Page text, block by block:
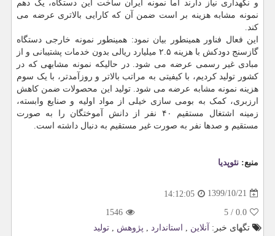
و نگهداری نیاز دارند اما نمونه ایران ساخت این دستگاه، یک دهم
نمونه مشابه هزینه بر است ضمن آن که کارایی بالاتری عرضه می
کند.
این فعال فناور همینطور بیان نمود: همینطور نمونه خارجی دستگاه
گازسنج دودکش با هزینه ۲.۵ میلیارد ریالی بدون خدمات پشتیبانی و از
مبادی غیر رسمی عرضه می شود. در حالیکه نمونه مشابهی که در
کشور تولید کردیم، با کیفیتی به مراتب بالاتر و روزآمدتر، با یک سوم
هزینه نمونه مشابه عرضه می شود. تولید این محصولات ضمن کاهش
ارزبری، کمک به بومی سازی خیلی از مواد اولیه و صنایع وابسته،
زمینه اشتغال مستقیم ۴۰ نفر از دانش آموختگان را به صورت
مستقیم و صدها نفر به صورت غیر مستقیم به دنبال داشته است.
منبع: نئوپدیا
1399/10/21
14:12:05
0.0
/
5
1546
تگهای خبر: آنلاین استاندارد پژوهش
تولید